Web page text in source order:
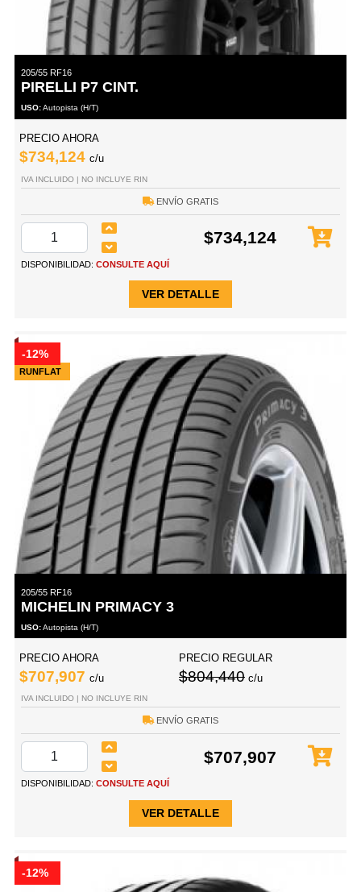
205/55 RF16
PIRELLI P7 CINT.
USO:Autopista (H/T)
PRECIO AHORA
$734,124 c/u
IVA INCLUIDO | NO INCLUYE RIN
ENVÍO GRATIS
$734,124
DISPONIBILIDAD: CONSULTE AQUÍ
VER DETALLE
RUNFLAT
-12%
205/55 RF16
MICHELIN PRIMACY 3
USO:Autopista (H/T)
PRECIO AHORA
$707,907 c/u
PRECIO REGULAR
$804,440 c/u
IVA INCLUIDO | NO INCLUYE RIN
ENVÍO GRATIS
$707,907
DISPONIBILIDAD: CONSULTE AQUÍ
VER DETALLE
-12%